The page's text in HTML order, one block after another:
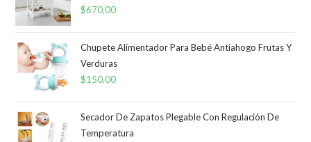
$670,00
Chupete Alimentador Para Bebé Antiahogo Frutas Y
Verduras
$150,00
Secador De Zapatos Plegable Con Regulación De
Temperatura